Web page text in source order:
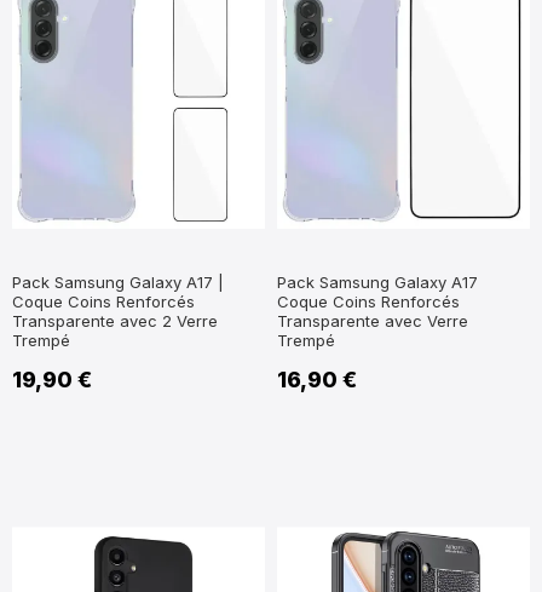
Pack Samsung Galaxy A17 |
Coque Coins Renforcés
Transparente avec 2 Verre
Trempé
19,90 €
Pack Samsung Galaxy A17
Coque Coins Renforcés
Transparente avec Verre
Trempé
16,90 €